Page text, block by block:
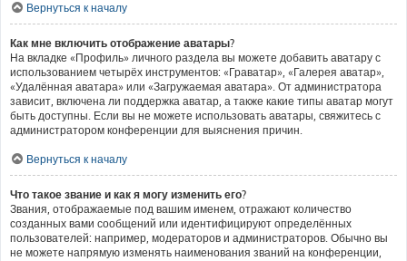
Вернуться к началу
Как мне включить отображение аватары?
На вкладке «Профиль» личного раздела вы можете добавить аватару с
использованием четырёх инструментов: «Граватар», «Галерея аватар»,
«Удалённая аватара» или «Загружаемая аватара». От администратора
зависит, включена ли поддержка аватар, а также какие типы аватар могут
быть доступны. Если вы не можете использовать аватары, свяжитесь с
администратором конференции для выяснения причин.
Вернуться к началу
Что такое звание и как я могу изменить его?
Звания, отображаемые под вашим именем, отражают количество
созданных вами сообщений или идентифицируют определённых
пользователей: например, модераторов и администраторов. Обычно вы
не можете напрямую изменять наименования званий на конференции,